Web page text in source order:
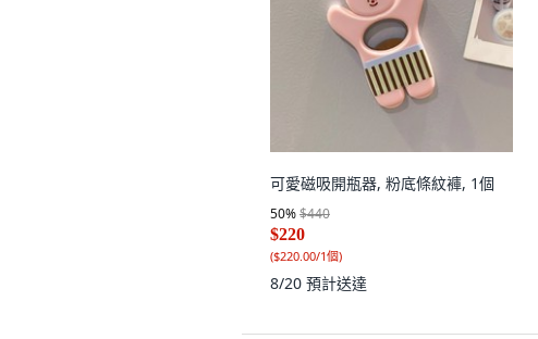
可愛磁吸開瓶器, 粉底條紋褲, 1個
50%$440
$220
($220.00/1個)
8/20 預計送達